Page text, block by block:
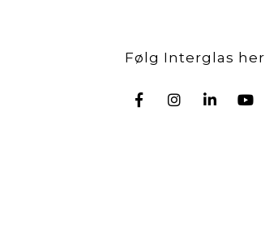
Følg Interglas her